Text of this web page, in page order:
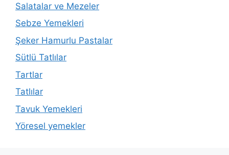
Salatalar ve Mezeler
Sebze Yemekleri
Şeker Hamurlu Pastalar
Sütlü Tatlılar
Tartlar
Tatlılar
Tavuk Yemekleri
Yöresel yemekler